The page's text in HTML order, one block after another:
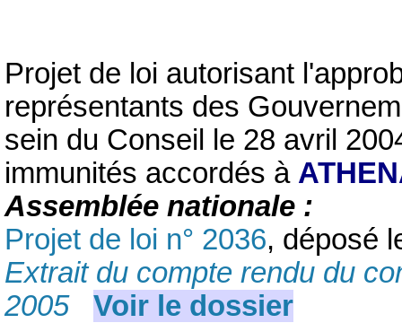
Projet de loi autorisant
représentants des
sein du Conseil le 28 avril
immunités accordés à
Assemblée nationale :
Projet de loi n° 2036, déposé
Extrait du compte rendu du
2005
Voir le dossier